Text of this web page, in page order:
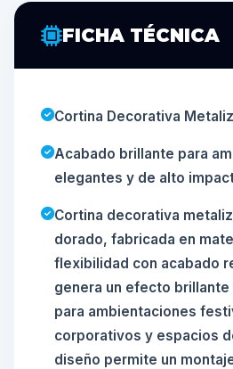
FICHA TÉCNICA
Cortina Decorativa
Acabado brillante para
elegantes y de alto
Cortina decorativa
dorado, fabricada en
flexibilidad con acabado
genera un efecto
para ambientaciones
corporativos y espacios
diseño permite un